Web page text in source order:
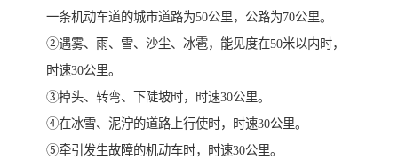
一条机动车道的城市道路为50公里，公路为70公里。
②遇雾、雨、雪、沙尘、冰雹，能见度在50米以内时，
时速30公里。
③掉头、转弯、下陡坡时，时速30公里。
④在冰雪、泥泞的道路上行使时，时速30公里。
⑤牵引发生故障的机动车时，时速30公里。